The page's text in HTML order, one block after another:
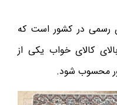
رسمی در کشور است که
کالای خواب یکی از
محسوب شود.